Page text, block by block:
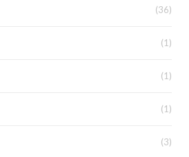
(36)
(1)
(1)
(1)
(3)